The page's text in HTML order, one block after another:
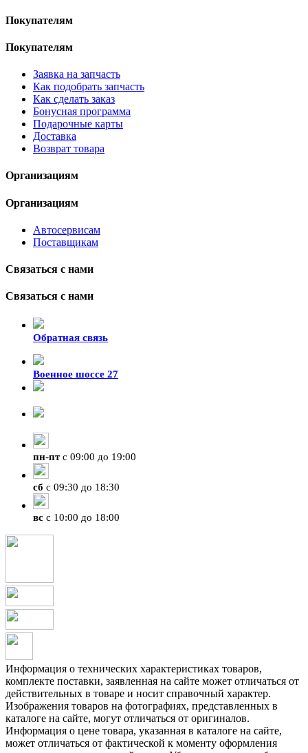
Покупателям
Покупателям
Заявка на запчасть
Как подобрать запчасть
Как сделать заказ
Бонусная программа
Подарочные карты
Доставка
Возврат товара
Организациям
Организациям
Автосервисам
Поставщикам
Связаться с нами
Связаться с нами
Обратная связь
Военное шоссе 27
пн-птс 09:00 до 19:00
сб с 09:30 до 18:30
вс с 10:00 до 18:00
Информация о технических характеристиках товаров,
комплекте поставки, заявленная на сайте может отличаться от
действительных в товаре и носит справочный характер.
Изображения товаров на фотографиях, представленных в
каталоге на сайте, могут отличаться от оригиналов.
Информация о цене товара, указанная в каталоге на сайте,
может отличаться от фактической к моменту оформления